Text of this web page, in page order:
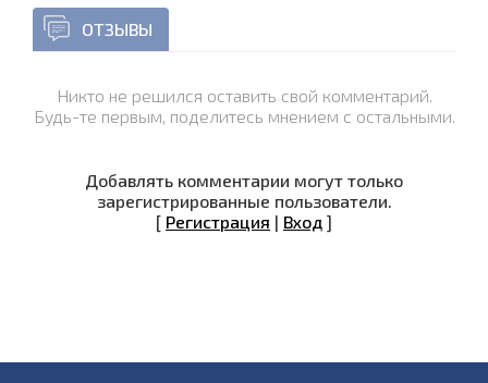
ОТЗЫВЫ
Никто не решился оставить свой комментарий.
Будь-те первым, поделитесь мнением с остальными.
Добавлять комментарии могут только
зарегистрированные пользователи.
[ Регистрация | Вход ]